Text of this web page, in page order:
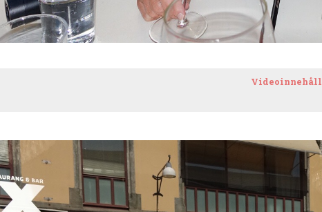
Videoinnehåll